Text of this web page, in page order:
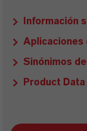
Información
Aplicaciones
Sinónimos
Product